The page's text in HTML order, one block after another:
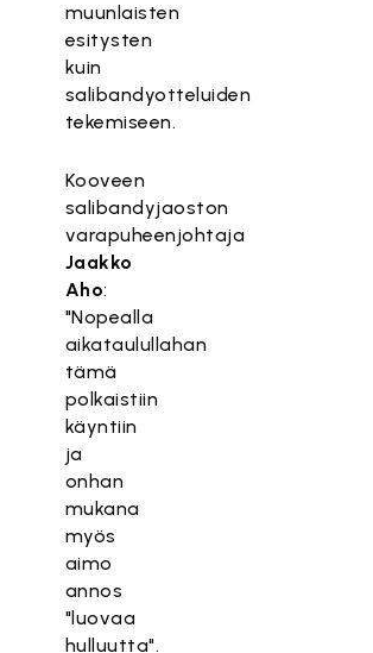
muunlaisten
esitysten
kuin
salibandyotteluiden
tekemiseen.
Kooveen
salibandyjaoston
varapuheenjohtaja
Jaakko
Aho:
"Nopealla
aikataulullahan
tämä
polkaistiin
käyntiin
ja
onhan
mukana
myös
aimo
annos
"luovaa
hulluutta".